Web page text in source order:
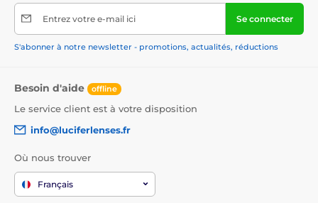
Entrez votre e-mail ici Se connecter
S'abonner à notre newsletter - promotions, actualités, réductions
Besoin d'aide offline
Le service client est à votre disposition
info@luciferlenses.fr
Où nous trouver
Français